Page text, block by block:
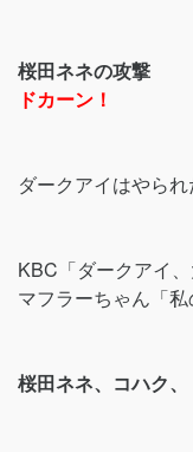
桜田ネネの攻撃
ドカーン！
ダークアイはやられ
KBC「ダークアイ、
マフラーちゃん「
桜田ネネ、コハク